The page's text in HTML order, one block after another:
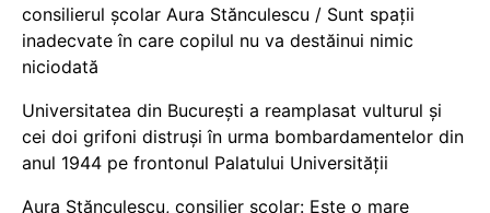
consilierul școlar Aura Stănculescu / Sunt spații
inadecvate în care copilul nu va destăinui nimic
niciodată
Universitatea din București a reamplasat vulturul și
cei doi grifoni distruși în urma bombardamentelor din
anul 1944 pe frontonul Palatului Universității
Aura Stănculescu, consilier școlar: Este o mare